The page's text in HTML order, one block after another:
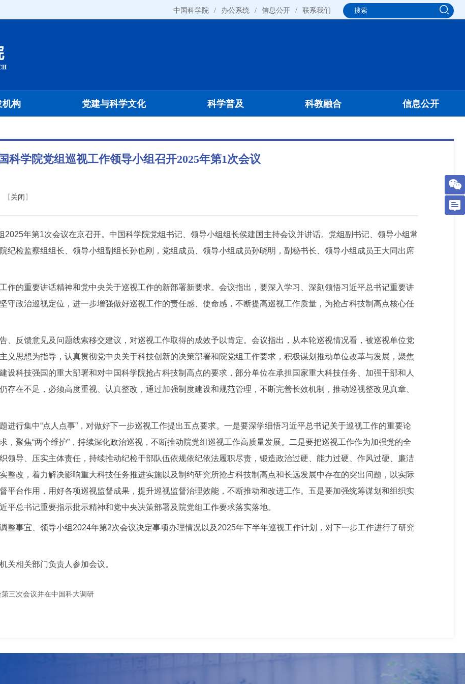
中国科学院 / 办公系统 / 信息公开 / 联系我们
机构 党建与科学文化 科学普及 科教融合 信息公开
科学院党组巡视工作领导小组召开2025年第1次会议
【 关闭 】
年第1次会议在京召开。中国科学院党组书记、领导小组组长侯建国主持会议并讲话。党组副书记、领导小组常
纪检监察组组长、领导小组副组长孙也刚，党组成员、领导小组成员孙晓明，副秘书长、领导小组成员王大同出席
作的重要讲话精神和党中央关于巡视工作的新部署新要求。会议指出，要深入学习、深刻领悟习近平总书记重要讲
守政治巡视定位，进一步增强做好巡视工作的责任感、使命感，不断提高巡视工作质量，为抢占科技制高点核心任
、反馈意见及问题线索移交建议，对巡视工作取得的成效予以肯定。会议指出，从本轮巡视情况看，被巡视单位党
义思想为指导，认真贯彻党中央关于科技创新的决策部署和院党组工作要求，积极谋划推动单位改革与发展，聚焦
设科技强国的重大部署和对中国科学院抢占科技制高点的要求，部分单位在承担国家重大科技任务、加强干部和人
存在不足，必须高度重视、认真整改，通过加强制度建设和规范管理，不断完善长效机制，推动巡视整改见真章、
进行集中“点人点事”，对做好下一步巡视工作提出五点要求。一是要深学细悟习近平总书记关于巡视工作的重要论
，聚焦“两个维护”，持续深化政治巡视，不断推动院党组巡视工作高质量发展。二是要把巡视工作作为加强党的全
领导、压实主体责任，持续推动纪检干部队伍依规依纪依法履职尽责，锻造政治过硬、能力过硬、作风过硬、廉洁
整改，着力解决影响重大科技任务推进实施以及制约研究所抢占科技制高点和长远发展中存在的突出问题，以实际
平台作用，用好各项巡视监督成果，提升巡视监督治理效能，不断推动和改进工作。五是要加强统筹谋划和组织实
平总书记重要指示批示精神和党中央决策部署及院党组工作要求落实落地。
整事宜、领导小组2024年第2次会议决定事项办理情况以及2025年下半年巡视工作计划，对下一步工作进行了研究
关相关部门负责人参加会议。
三次会议并在中国科大调研